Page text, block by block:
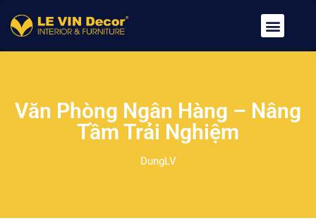
Văn Phòng Ngân Hàng – Nâng
Tầm Trải Nghiệm
DungLV